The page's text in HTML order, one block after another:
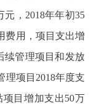
元，2018年年初35
费用，项目支出增
续管理项目和发放
理项目2018年度支
项目增加支出50万